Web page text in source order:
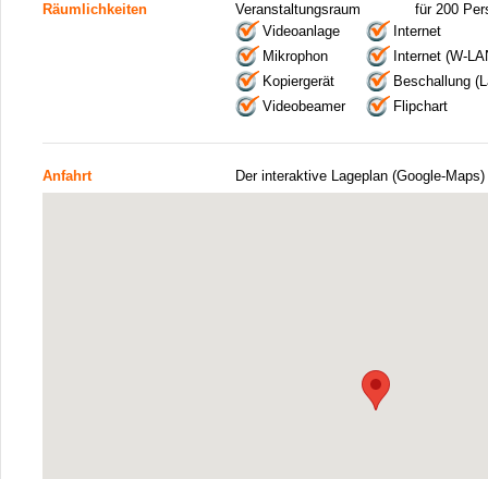
Räumlichkeiten Veranstaltungsraum
für 200
Videoanlage
Internet
Mikrophon
Internet (W-
Kopiergerät
Beschallung
Videobeamer
Flipchart
Anfahrt Der interaktive Lageplan (Google-